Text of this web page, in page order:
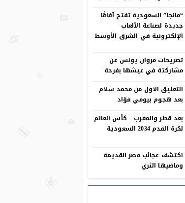
“مانجا” السعودية تفتح آفاقًا
جديدة لصناعة الألعاب
الإلكترونية في الشرق الأوسط
تصريحات مروان يونس عن
مشاركتة في عيشها بفرحة
التعليق الاول من محمد سلام
بعد هجوم بيومي فؤاد
بعد قطر والمغرب – كأس العالم
لكرة القدم 2034 السعودية
اكتشف عجائب مصر القديمة
وماضيها الثري